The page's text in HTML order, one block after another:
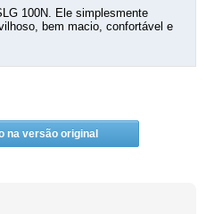
100N. Ele simplesmente
bem macio, confortável e
na versão original